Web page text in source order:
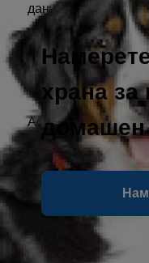
храна
данни. Тази схема
идентификация,
Еднократно
Вашето кученце в
Ако искате да
можете да